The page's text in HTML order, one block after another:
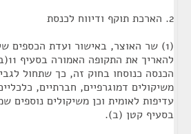
2. הארכת תוקף ודיווח לכנסת
(1) שר האוצר, באישור ועדת הכספים
הכנסה כנוסחו בחוק זה, כך שתחול
משיקולים דמוגרפיים, חברתיים,
עדיפות לאומית וכן משיקולים
בסעיף קטן (ב).